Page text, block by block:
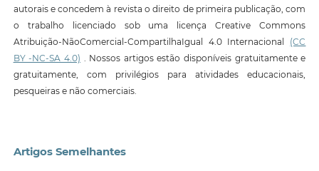
autorais e concedem à revista o direito de primeira publicação, com
o trabalho licenciado sob uma licença Creative Commons
Atribuição-NãoComercial-CompartilhaIgual 4.0 Internacional (CC
BY -NC-SA 4.0) . Nossos artigos estão disponíveis gratuitamente e
gratuitamente, com privilégios para atividades educacionais,
pesqueiras e não comerciais.
Artigos Semelhantes